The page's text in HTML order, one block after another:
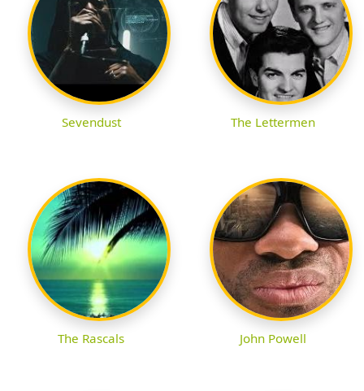
Sevendust The Lettermen
The Rascals John Powell